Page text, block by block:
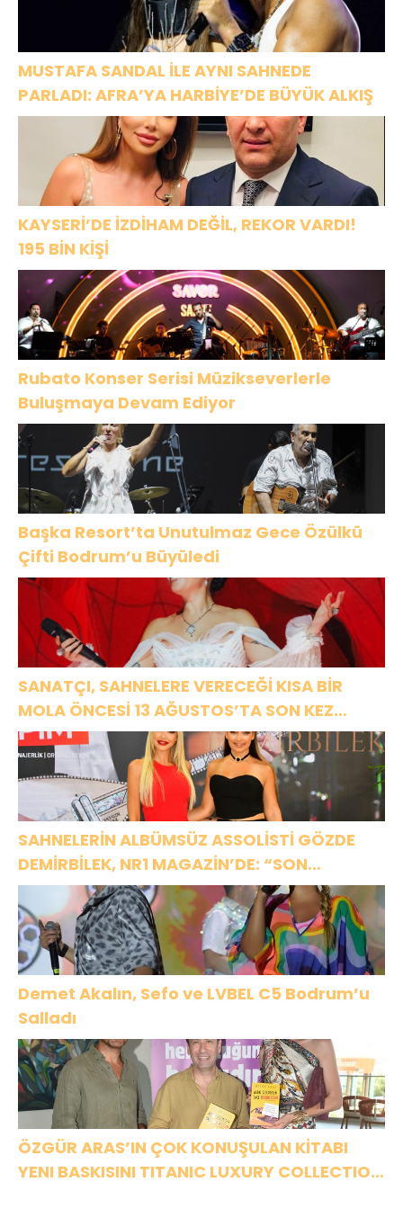
MUSTAFA SANDAL İLE AYNI SAHNEDE
PARLADI: AFRA’YA HARBİYE’DE BÜYÜK ALKIŞ
KAYSERİ’DE İZDİHAM DEĞİL, REKOR VARDI!
195 BİN KİŞİ
Rubato Konser Serisi Müzikseverlerle
Buluşmaya Devam Ediyor
Başka Resort’ta Unutulmaz Gece Özülkü
Çifti Bodrum’u Büyüledi
SANATÇI, SAHNELERE VERECEĞİ KISA BİR
MOLA ÖNCESİ 13 AĞUSTOS’TA SON KEZ
HARBİYE’DE OLACAK!
SAHNELERİN ALBÜMSÜZ ASSOLİSTİ GÖZDE
DEMİRBİLEK, NR1 MAGAZİN’DE: “SON
ASSOLİST OLARAK VAR OLACAĞIM!”
Demet Akalın, Sefo ve LVBEL C5 Bodrum’u
Salladı
ÖZGÜR ARAS’IN ÇOK KONUŞULAN KİTABI
YENI BASKISINI TITANIC LUXURY COLLECTION